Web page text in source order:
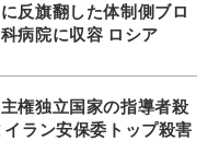
反旗翻した体制側ブロ
病院に収容 ロシア
権独立国家の指導者殺
ラン安保委トップ殺害